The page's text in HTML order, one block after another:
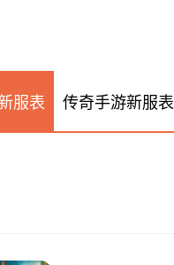
服表 传奇手游新服表